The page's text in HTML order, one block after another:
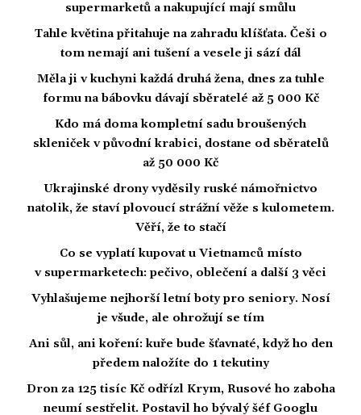
supermarketů a nakupující mají smůlu
Tahle květina přitahuje na zahradu klíšťata. Češi o
tom nemají ani tušení a vesele ji sází dál
Měla ji v kuchyni každá druhá žena, dnes za tuhle
formu na bábovku dávají sběratelé až 5 000 Kč
Kdo má doma kompletní sadu broušených
skleniček v původní krabici, dostane od sběratelů
až 50 000 Kč
Ukrajinské drony vyděsily ruské námořnictvo
natolik, že staví plovoucí strážní věže s kulometem.
Věří, že to stačí
Co se vyplatí kupovat u Vietnamců místo
v supermarketech: pečivo, oblečení a další 3 věci
Vyhlašujeme nejhorší letní boty pro seniory. Nosí
je všude, ale ohrožují se tím
Ani sůl, ani koření: kuře bude šťavnaté, když ho den
předem naložíte do 1 tekutiny
Dron za 125 tisíc Kč odřízl Krym, Rusové ho zaboha
neumí sestřelit. Postavil ho bývalý šéf Googlu